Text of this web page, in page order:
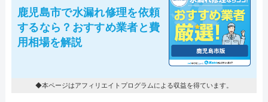
鹿児島市で水漏れ修理を依頼
するなら？おすすめ業者と費
用相場を解説
◆本ページはアフィリエイトプログラムによる収益を得ています。